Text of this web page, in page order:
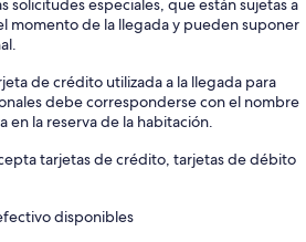
solicitudes especiales, que están sujetas a
momento de la llegada y pueden suponer
de crédito utilizada a la llegada para
debe corresponderse con el nombre
en la reserva de la habitación.
tarjetas de crédito, tarjetas de débito
disponibles